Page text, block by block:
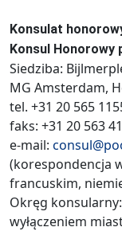
Konsulat
Konsul Honorowy
Siedziba:
MG Amsterdam,
tel. +31 20 565
faks: +31 20 563
e-mail:
(korespondencja
francuskim,
Okręg
wyłączeniem